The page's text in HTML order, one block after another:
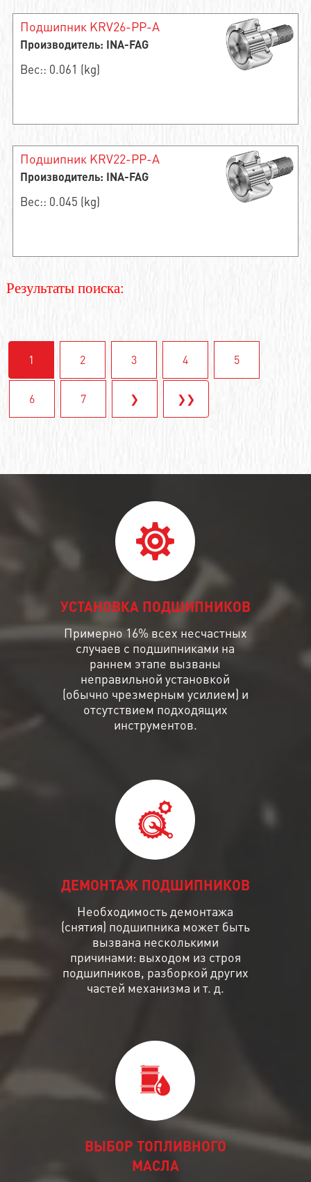
Подшипник KRV26-PP-A
Производитель: INA-FAG
Вес:: 0.061 (kg)
Подшипник KRV22-PP-A
Производитель: INA-FAG
Вес:: 0.045 (kg)
Результаты поиска:
1 2 3 4 5
6 7 ❯ ❯❯
УСТАНОВКА ПОДШИПНИКОВ
Примерно 16% всех несчастных
случаев с подшипниками на
раннем этапе вызваны
неправильной установкой
(обычно чрезмерным усилием) и
отсутствием подходящих
инструментов.
ДЕМОНТАЖ ПОДШИПНИКОВ
Необходимость демонтажа
(снятия) подшипника может быть
вызвана несколькими
причинами: выходом из строя
подшипников, разборкой других
частей механизма и т. д.
ВЫБОР ТОПЛИВНОГО
МАСЛА